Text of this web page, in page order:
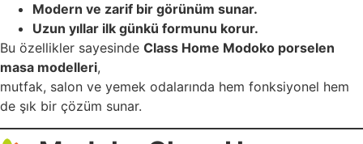
Modern ve zarif bir görünüm sunar.
Uzun yıllar ilk günkü formunu korur.
Bu özellikler sayesinde Class Home Modoko porselen
masa modelleri,
mutfak, salon ve yemek odalarında hem fonksiyonel hem
de şık bir çözüm sunar.